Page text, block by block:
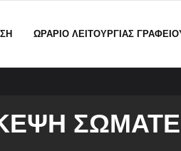
ΩΡΑΡΙΟ ΛΕΙΤΟΥΡΓΙΑΣ